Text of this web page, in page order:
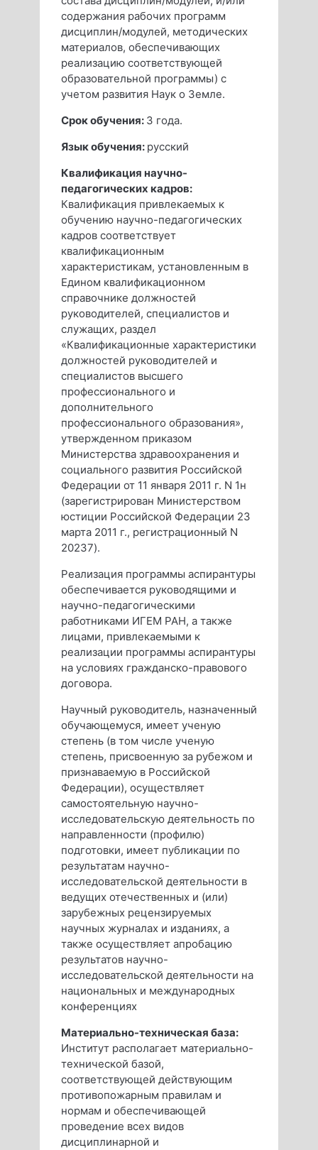
содержания рабочих программ
дисциплин/модулей, методических
материалов, обеспечивающих
реализацию соответствующей
образовательной программы) с
учетом развития Наук о Земле.
Срок обучения: 3 года.
Язык обучения: русский
Квалификация научно-
педагогических кадров:
Квалификация привлекаемых к
обучению научно-педагогических
кадров соответствует
квалификационным
характеристикам, установленным в
Едином квалификационном
справочнике должностей
руководителей, специалистов и
служащих, раздел
«Квалификационные характеристики
должностей руководителей и
специалистов высшего
профессионального и
дополнительного
профессионального образования»,
утвержденном приказом
Министерства здравоохранения и
социального развития Российской
Федерации от 11 января 2011 г. N 1н
(зарегистрирован Министерством
юстиции Российской Федерации 23
марта 2011 г., регистрационный N
20237).
Реализация программы аспирантуры
обеспечивается руководящими и
научно-педагогическими
работниками ИГЕМ РАН, а также
лицами, привлекаемыми к
реализации программы аспирантуры
на условиях гражданско-правового
договора.
Научный руководитель, назначенный
обучающемуся, имеет ученую
степень (в том числе ученую
степень, присвоенную за рубежом и
признаваемую в Российской
Федерации), осуществляет
самостоятельную научно-
исследовательскую деятельность по
направленности (профилю)
подготовки, имеет публикации по
результатам научно-
исследовательской деятельности в
ведущих отечественных и (или)
зарубежных рецензируемых
научных журналах и изданиях, а
также осуществляет апробацию
результатов научно-
исследовательской деятельности на
национальных и международных
конференциях
Материально-техническая база:
Институт располагает материально-
технической базой,
соответствующей действующим
противопожарным правилам и
нормам и обеспечивающей
проведение всех видов
дисциплинарной и